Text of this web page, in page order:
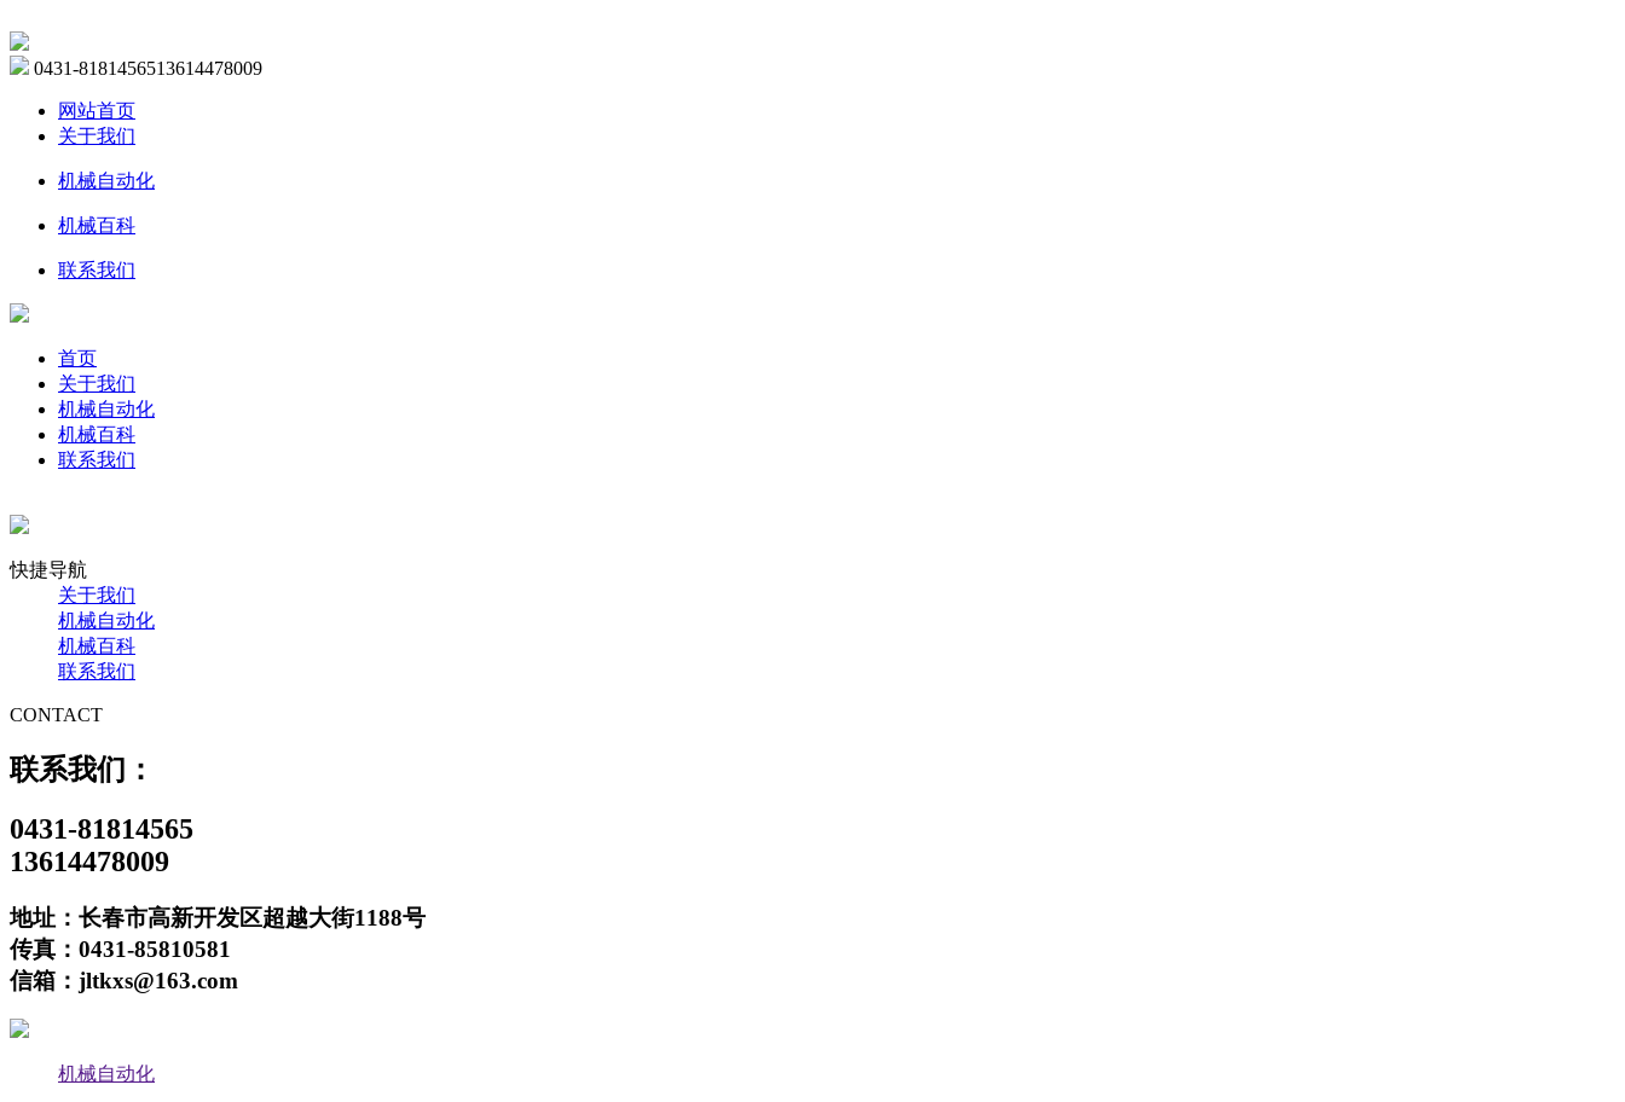
0431-8181456513614478009
网站首页
关于我们
机械自动化
机械百科
联系我们
首页
关于我们
机械自动化
机械百科
联系我们
快捷导航
关于我们
机械自动化
机械百科
联系我们
CONTACT
联系我们：
0431-81814565
13614478009
地址：长春市高新开发区超越大街1188号
传真：0431-85810581
信箱：jltkxs@163.com
机械自动化